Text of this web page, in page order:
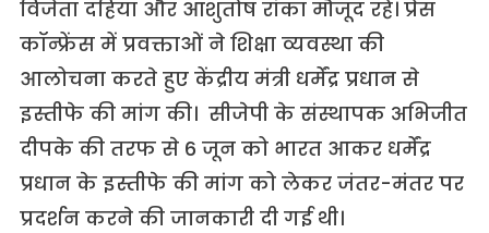
विजेता दहिया और आशुतोष रांका मौजूद रहे। प्रेस
कॉन्फ्रेंस में प्रवक्ताओं ने शिक्षा व्यवस्था की
आलोचना करते हुए केंद्रीय मंत्री धर्मेंद्र प्रधान से
इस्तीफे की मांग की। सीजेपी के संस्थापक अभिजीत
दीपके की तरफ से 6 जून को भारत आकर धर्मेंद्र
प्रधान के इस्तीफे की मांग को लेकर जंतर-मंतर पर
प्रदर्शन करने की जानकारी दी गई थी।